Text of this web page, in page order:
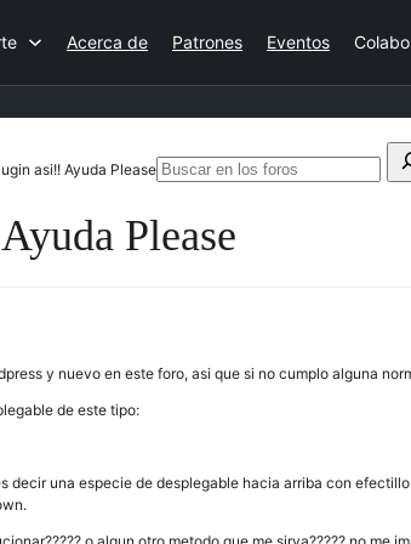
Acerca de Patrones Eventos
asi!! Ayuda PleaseBuscar:
Please
y nuevo en este foro, asi que si no cumplo alguna
de este tipo:
decir una especie de desplegable hacia arriba con